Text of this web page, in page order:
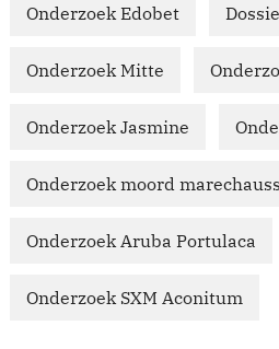
Onderzoek Edobet
Onderzoek Mitte
Onderzoek Jasmine
Onderzoek moord
Onderzoek Aruba Portulaca
Onderzoek SXM Aconitum